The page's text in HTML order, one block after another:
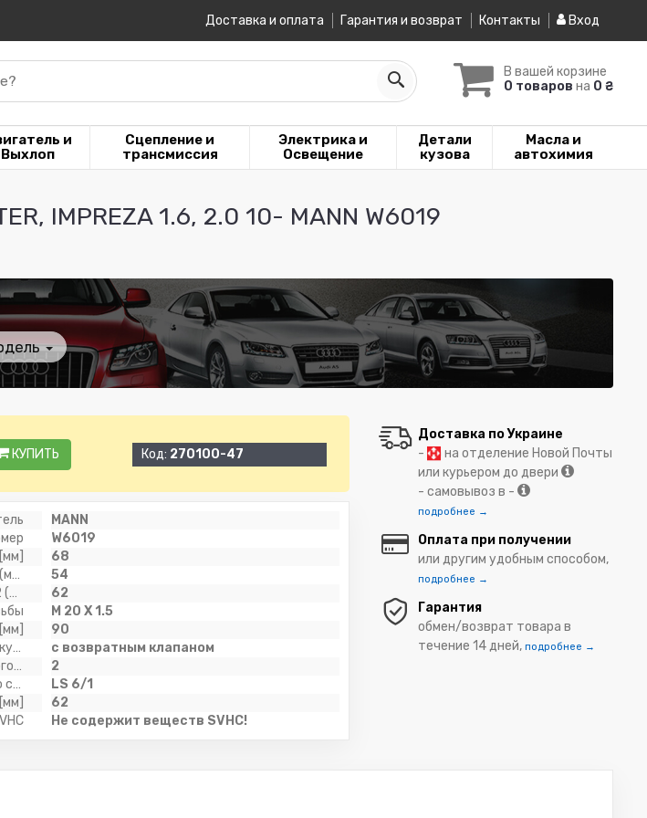
Доставка и оплата Гарантия и возврат Контакты Вход
В вашей корзине
0 товаров на 0 ₴
и
Выхлоп
Сцепление и
трансмиссия
Электрика и
Освещение
Детали
кузова
Масла и
автохимия
IMPREZA 1.6, 2.0 10- MANN W6019
КУПИТЬ Код: 270100-47
MANN
W6019
68
Внутренний диаметр 1(мм)
54
Внутренний диаметр 2 (мм)
62
M 20 X 1.5
90
Дополнительный артикул / дополнительная информация 2
с возвратным клапаном
Давление открытия обгонного клапана [бар]
2
Номер рекомендуемого специального инструмента
LS 6/1
62
Не содержит веществ SVHC!
Доставка по Украине
-
на отделение Новой Почты
или курьером до двери
- самовывоз в -
подробнее →
Оплата при получении
или другим удобным способом,
подробнее →
Гарантия
обмен/возврат товара в
течение 14 дней,подробнее →